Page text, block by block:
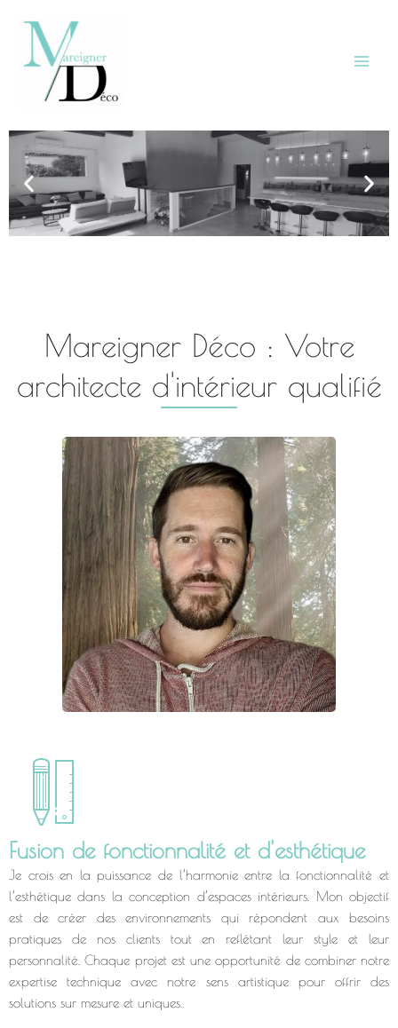
contenu
Mareigner Déco : Votre
architecte d'intérieur qualifié
Fusion de fonctionnalité et d'esthétique
Je crois en la puissance de l’harmonie entre la fonctionnalité et
l’esthétique dans la conception d’espaces intérieurs. Mon objectif
est de créer des environnements qui répondent aux besoins
pratiques de nos clients tout en reflétant leur style et leur
personnalité. Chaque projet est une opportunité de combiner notre
expertise technique avec notre sens artistique pour offrir des
solutions sur mesure et uniques.